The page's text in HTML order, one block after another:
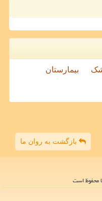
بیمارستان
بازگشت به روان ما